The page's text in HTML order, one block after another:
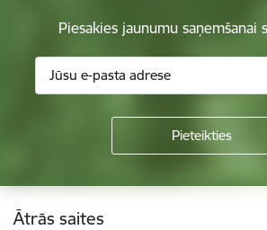
Piesakies jaunumu saņemšanai
Kājene
Ātrās saites